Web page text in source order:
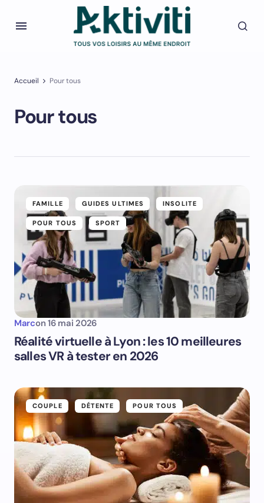
Accueil Pour tous
Pour tous
FAMILLE GUIDES ULTIMES INSOLITE
POUR TOUS SPORT
Marcon 16 mai 2026
Réalité virtuelle à Lyon : les 10 meilleures
salles VR à tester en 2026
COUPLE DÉTENTE POUR TOUS